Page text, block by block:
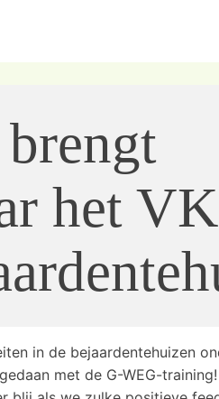
het
in de bejaardentehuizen
met de G-WEG-